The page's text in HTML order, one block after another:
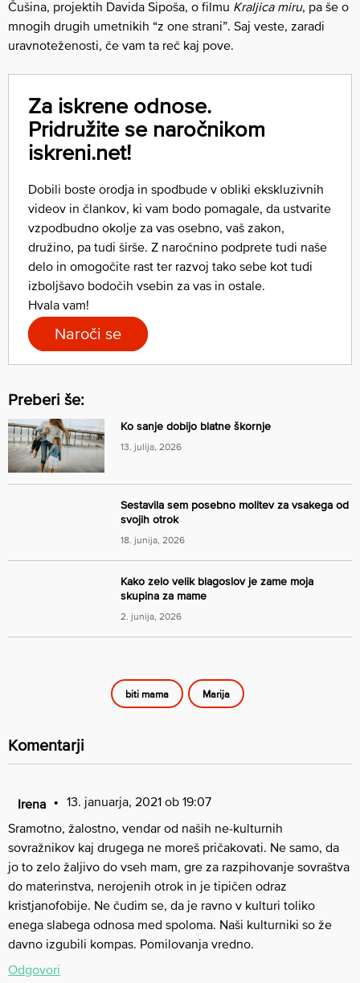
Čušina, projektih Davida Sipoša, o filmu Kraljica miru, pa še o
mnogih drugih umetnikih “z one strani”. Saj veste, zaradi
uravnoteženosti, če vam ta reč kaj pove.
Za iskrene odnose.
Pridružite se naročnikom
iskreni.net!
Dobili boste orodja in spodbude v obliki ekskluzivnih
videov in člankov, ki vam bodo pomagale, da ustvarite
vzpodbudno okolje za vas osebno, vaš zakon,
družino, pa tudi širše. Z naročnino podprete tudi naše
delo in omogočite rast ter razvoj tako sebe kot tudi
izboljšavo bodočih vsebin za vas in ostale.
Hvala vam!
Naroči se
Preberi še:
Ko sanje dobijo blatne škornje
13. julija, 2026
Sestavila sem posebno molitev za vsakega od
svojih otrok
18. junija, 2026
Kako zelo velik blagoslov je zame moja
skupina za mame
2. junija, 2026
biti mama Marija
Komentarji
Irena
13. januarja, 2021 ob 19:07
Sramotno, žalostno, vendar od naših ne-kulturnih
sovražnikov kaj drugega ne moreš pričakovati. Ne samo, da
jo to zelo žaljivo do vseh mam, gre za razpihovanje sovraštva
do materinstva, nerojenih otrok in je tipičen odraz
kristjanofobije. Ne čudim se, da je ravno v kulturi toliko
enega slabega odnosa med spoloma. Naši kulturniki so že
davno izgubili kompas. Pomilovanja vredno.
Odgovori